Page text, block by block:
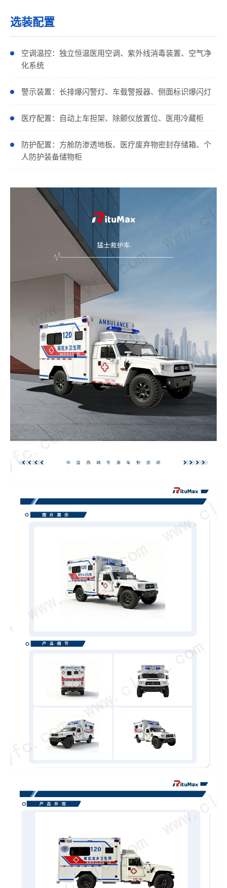
选装配置
空调温控：独立恒温医用空调、紫外线消毒装置、空气净
化系统
警示装置：长排爆闪警灯、车载警报器、侧面标识爆闪灯
医疗配置：自动上车担架、除颤仪放置位、医用冷藏柜
防护配置：方舱防渗透地板、医疗废弃物密封存储箱、个
人防护装备储物柜